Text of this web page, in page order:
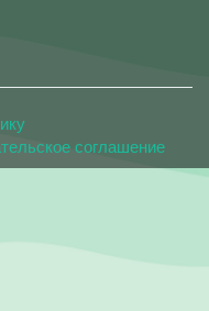
соглашение